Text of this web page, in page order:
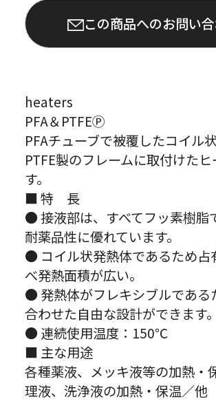
この商品へのお問い
heaters
PFA＆PTFEⓅ
PFAチューブで被覆したコイル
PTFE製のフレームに取付けた
す。
■ 特 長
● 接液部は、すべてフッ素樹脂
耐薬品性に優れています。
● コイル状発熱体であるため占
べ発熱面積が広い。
● 発熱体がフレキシブルである
合わせた自由な設計ができます。
● 連続使用温度：150℃
■ 主な用途
各種薬液、メッキ液等の加熱・
理液、洗浄液の加熱・保温／他